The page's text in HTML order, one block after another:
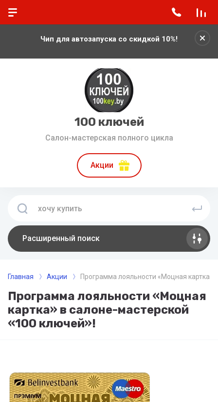
Чип для автозапуска со скидкой 10%!
100 ключей
Салон-мастерская полного цикла
Акции
Расширенный поиск
Главная Акции Программа лояльности «Моцная картка»
Программа лояльности «Моцная
картка» в салоне-мастерской
«100 ключей»!